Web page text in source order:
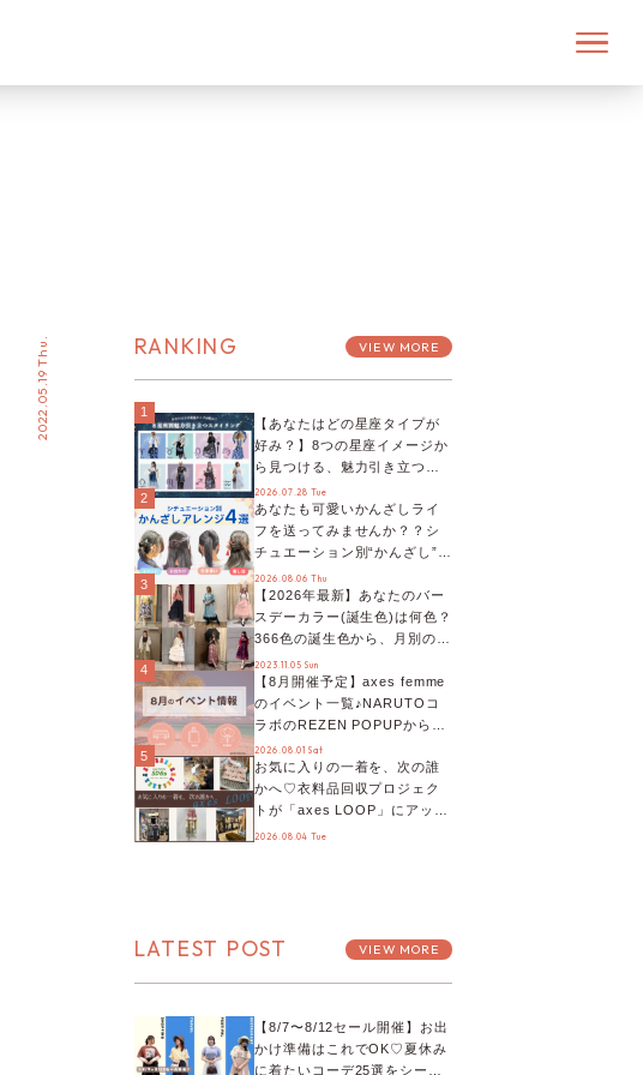
2022.05.19 Thu. RANKING VIEW MORE
1
【あなたはどの星座タイプが
好み？】8つの星座イメージか
ら見つける、魅力引き立つス
タイリング♡
2026.07.28 Tue
2
あなたも可愛いかんざしライ
フを送ってみませんか？？シ
チュエーション別“かんざし”の
オススメ【ショップスタッフ
編集部】
2026.08.06 Thu
3
【2026年最新】あなたのバー
スデーカラー(誕生色)は何色？
366色の誕生色から、月別の誕
生色、バースデーカラーコー
デまでご紹介♡
2023.11.05 Sun
4
【8月開催予定】axes femme
のイベント一覧♪NARUTOコ
ラボのREZEN POPUPから、
プチYour Stage.、ティーパー
ティまで！8月の特別なイベン
トをチェック◎
2026.08.01 Sat
5
お気に入りの一着を、次の誰
かへ♡衣料品回収プロジェク
トが「axes LOOP」にアップ
デート！活用するとポイント
2026.08.04 Tue
LATEST POST VIEW MORE
【8/7〜8/12セール開催】お出
かけ準備はこれでOK♡夏休み
に着たいコーデ25選をシーン